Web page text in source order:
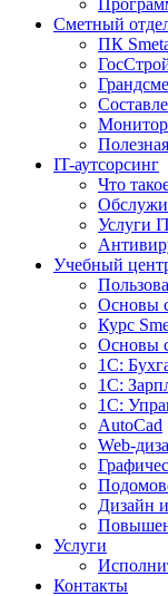
Сметный
ПК
IT-аутсорсинг
Что
Услуги
Учебный
Основы
Курс
Основы
1С:
1С:
1C:
AutoCad
Web-
Дизайн
Услуги
Контакты